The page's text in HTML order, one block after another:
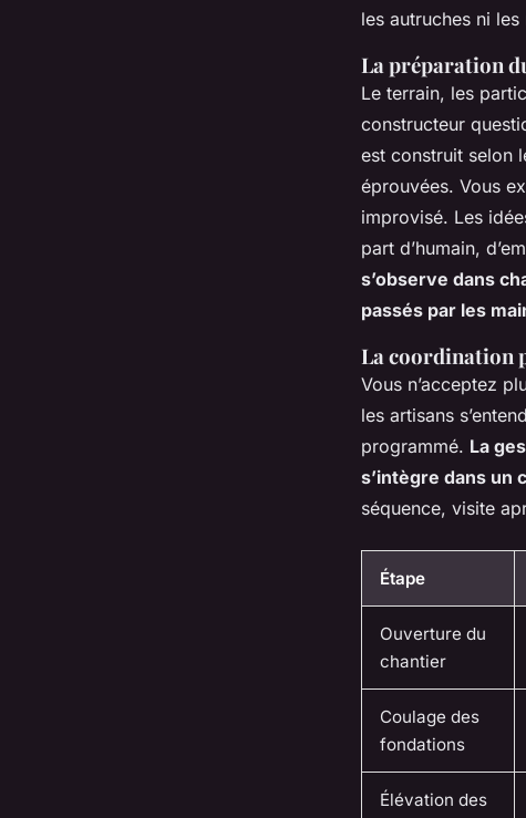
les autruches ni les
La préparation
Le terrain, les
constructeur
est construit selon
éprouvées. Vous
improvisé. Les
part d’humain,
s’observe dans
passés par les
La coordination
Vous n’acceptez
les artisans
programmé. La
s’intègre dans un
séquence, visite
Étape
Ouverture du
chantier
Coulage des
fondations
Élévation des